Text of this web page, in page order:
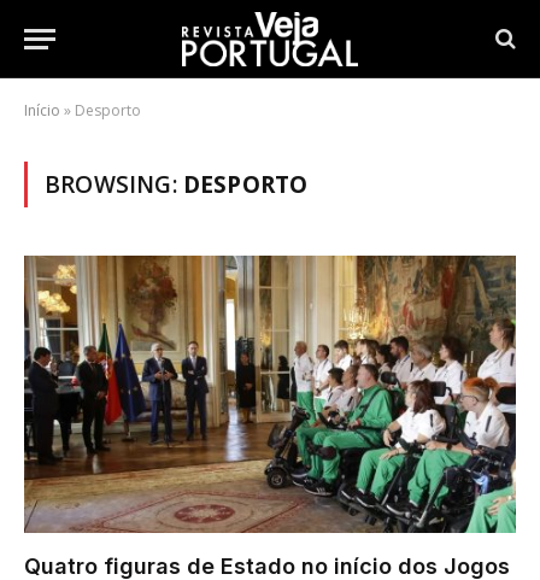
Início » Desporto
BROWSING: DESPORTO
Quatro figuras de Estado no início dos Jogos